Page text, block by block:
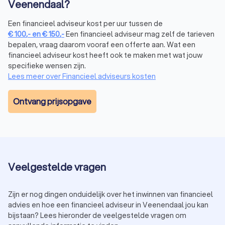
toekomstplannen. Professioneel
ervoor dat je niet alleen nu, maar ook in de toekomst
comfortabel kunt wonen.
Financieel adviseur beleggen in Veenendaal
Wil je vermogen opbouwen door te beleggen, maar weet je
niet waar je moet beginnen? Een financieel expert in
Veenendaal begeleidt je in het maken van slimme
beleggingskeuzes. Hierbij wordt rekening gehouden met:
Je risicobereidheid: hoeveel risico wil en kun je nemen?
en zorgt dat je een evenwichtige portefeuille opbouwt. Neem
Veenendaal en begin met het opbouwen van je financiële
toekomst.
Veenendaal?
Een financieel adviseur kost per uur tussen de
€100,- en€150,-Een financieel adviseur mag zelf de tarieven
bepalen, vraag daarom vooraf een offerte aan. Wat een
financieel adviseur kost heeft ook te maken met wat jouw
specifieke wensen zijn.
Lees meer over Financieel adviseurs kosten
Ontvang prijsopgave
Veelgestelde vragen
Zijn er nog dingen onduidelijk over het inwinnen van financieel
advies en hoe een financieel adviseur in Veenendaal jou kan
bijstaan? Lees hieronder de veelgestelde vragen om